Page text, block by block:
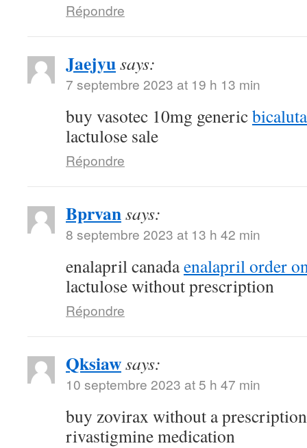
Répondre
Jaejyusays:
7 septembre 2023 at 19 h 13 min
buy vasotec 10mg generic
lactulose sale
Répondre
Bprvansays:
8 septembre 2023 at 13 h 42 min
enalapril canadaenalapril order
lactulose without prescription
Répondre
Qksiawsays:
10 septembre 2023 at 5 h 47 min
buy zovirax without a
rivastigmine medication